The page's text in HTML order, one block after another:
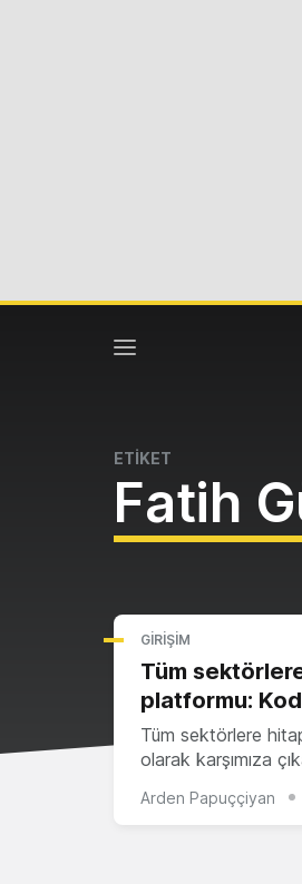
ETİKET
Fatih
GIRIŞIM
Tüm
platformu:
Tüm sektörlere
olarak karşımıza
Arden Papuççiyan